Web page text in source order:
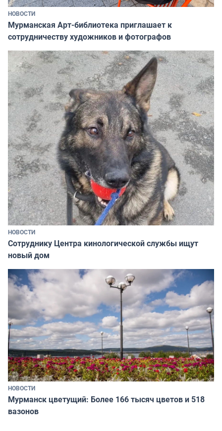
НОВОСТИ
Мурманская Арт-библиотека приглашает к
сотрудничеству художников и фотографов
НОВОСТИ
Сотруднику Центра кинологической службы ищут
новый дом
НОВОСТИ
Мурманск цветущий: Более 166 тысяч цветов и 518
вазонов